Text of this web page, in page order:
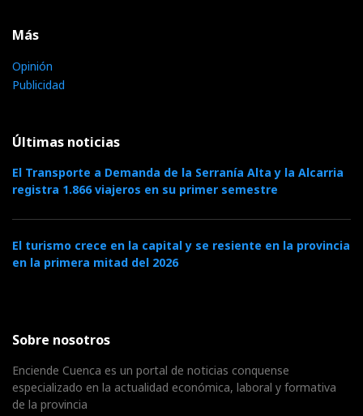
Más
Opinión
Publicidad
Últimas noticias
El Transporte a Demanda de la Serranía Alta y la Alcarria
registra 1.866 viajeros en su primer semestre
El turismo crece en la capital y se resiente en la provincia
en la primera mitad del 2026
Sobre nosotros
Enciende Cuenca es un portal de noticias conquense
especializado en la actualidad económica, laboral y formativa
de la provincia